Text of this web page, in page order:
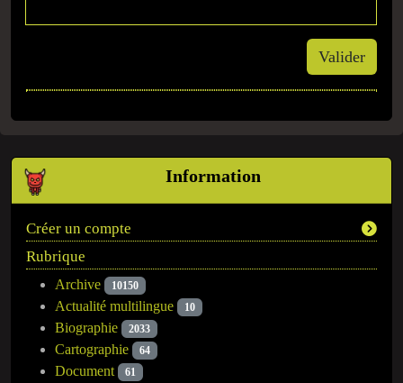
Information
Créer un compte
Rubrique
Archive 10150
Actualité multilingue 10
Biographie 2033
Cartographie 64
Document 61
Valider